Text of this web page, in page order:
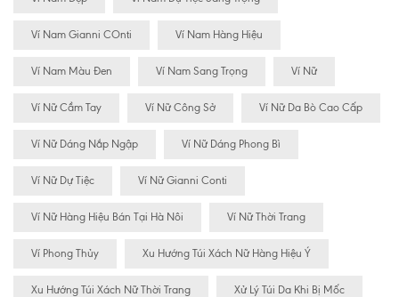
Ví Nam Gianni COnti Ví Nam Hàng Hiệu
Ví Nam Màu Đen Ví Nam Sang Trọng Ví Nữ
Ví Nữ Cầm Tay Ví Nữ Công Sở Ví Nữ Da Bò Cao Cấp
Ví Nữ Dáng Nắp Ngập Ví Nữ Dáng Phong Bì
Ví Nữ Dự Tiệc Ví Nữ Gianni Conti
Ví Nữ Hàng Hiệu Bán Tại Hà Nôi Ví Nữ Thời Trang
Ví Phong Thủy Xu Hướng Túi Xách Nữ Hàng Hiệu Ý
Xu Hướng Túi Xách Nữ Thời Trang Xử Lý Túi Da Khi Bị Mốc